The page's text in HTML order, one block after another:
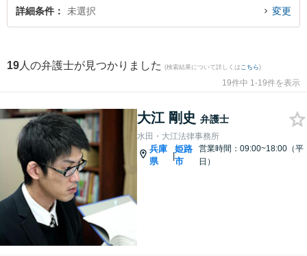
相談できる姫路市内の弁護士に相談予約したい』などでお困りの相談者さんに
詳細条件 未選択 変更
19 人の弁護士が見つかりました (検索結果について詳しくは こちら)
19件中 1-19件を表示
大江 剛史 弁護士
水田・大江法律事務所
兵庫
県
|
姫路
市
営業時間：09:00~18:00（平
日）